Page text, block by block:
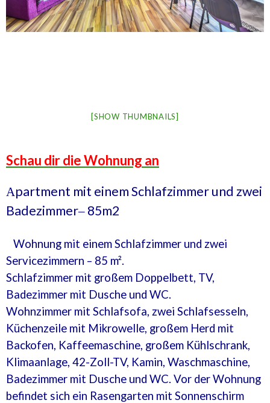
[SHOW THUMBNAILS]
Schau dir die Wohnung an
Аpartment mit einem Schlafzimmer und zwei
Badezimmer– 85m2
Wohnung mit einem Schlafzimmer und zwei
Servicezimmern – 85 m².
Schlafzimmer mit großem Doppelbett, TV,
Badezimmer mit Dusche und WC.
Wohnzimmer mit Schlafsofa, zwei Schlafsesseln,
Küchenzeile mit Mikrowelle, großem Herd mit
Backofen, Kaffeemaschine, großem Kühlschrank,
Klimaanlage, 42-Zoll-TV, Kamin, Waschmaschine,
Badezimmer mit Dusche und WC. Vor der Wohnung
befindet sich ein Rasengarten mit Sonnenschirm